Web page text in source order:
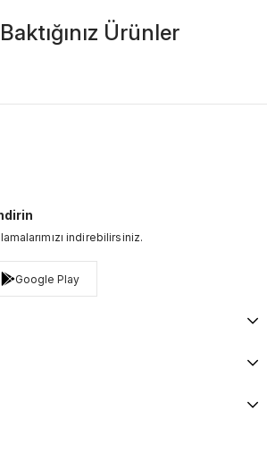
Ürünler
indirebilirsiniz.
Google Play